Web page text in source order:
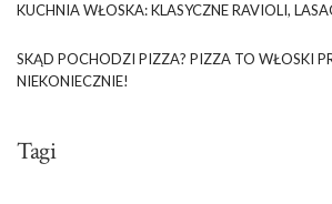
KUCHNIA WŁOSKA: KLASYCZNE RAVIOLI,
SKĄD POCHODZI PIZZA? PIZZA TO WŁOSKI
NIEKONIECZNIE!
Tagi